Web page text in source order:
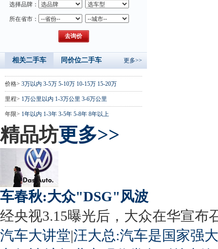
选择品牌：
所在省市：
相关二手车 同价位二手车 更多>>
价格> 3万以内 3-5万 5-10万 10-15万 15-20万
里程> 1万公里以内 1-3万公里 3-6万公里
年限> 1年以内 1-3年 3-5年 5-8年 8年以上
精品坊更多>>
车春秋:大众"DSG"风波
经央视3.15曝光后，大众在华宣布
汽车大讲堂|汪大总:汽车是国家强